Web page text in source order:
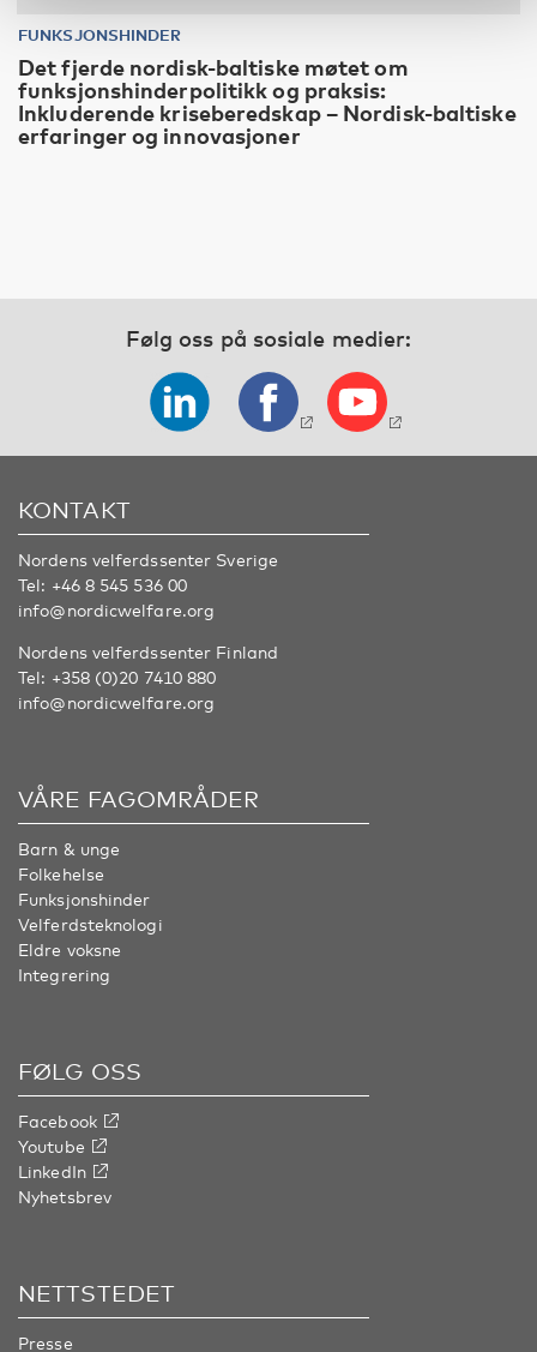
FUNKSJONSHINDER
Det fjerde nordisk-baltiske møtet om
funksjonshinderpolitikk og praksis:
Inkluderende kriseberedskap – Nordisk-baltiske
erfaringer og innovasjoner
Følg oss på sosiale medier:
KONTAKT
Nordens velferdssenter Sverige
Tel: +46 8 545 536 00
info@nordicwelfare.org
Nordens velferdssenter Finland
Tel: +358 (0)20 7410 880
info@nordicwelfare.org
VÅRE FAGOMRÅDER
Barn & unge
Folkehelse
Funksjonshinder
Velferdsteknologi
Eldre voksne
Integrering
FØLG OSS
Facebook
Youtube
LinkedIn
Nyhetsbrev
NETTSTEDET
Presse